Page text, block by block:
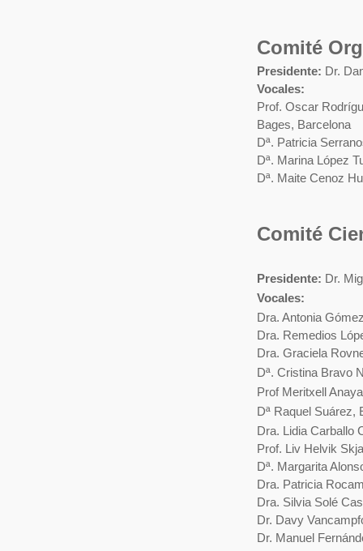
Comité
Presidente: Dr.
Vocales:
Prof. Oscar
Bages, Barcelona
Dª. Patricia
Dª. Marina López
Dª. Maite Cenoz
Comité
Presidente: Dr.
Vocales:
Dra. Antonia
Dra. Remedios
Dra. Graciela
Dª. Cristina Bravo
ProfMeritxell
Dª Raquel Suárez,
Dra. Lidia Carballo
Prof. Liv Helvik
Dª. Margarita
Dra. Patricia
Dra. Silvia Solé
Dr. Davy
Dr. Manuel